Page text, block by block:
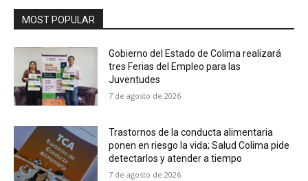
MOST POPULAR
Gobierno del Estado de Colima realizará
tres Ferias del Empleo para las
Juventudes
7 de agosto de 2026
Trastornos de la conducta alimentaria
ponen en riesgo la vida; Salud Colima pide
detectarlos y atender a tiempo
7 de agosto de 2026